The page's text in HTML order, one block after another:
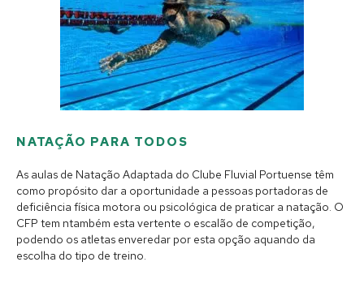
NATAÇÃO PARA TODOS
As aulas de Natação Adaptada do Clube Fluvial Portuense têm
como propósito dar a oportunidade a pessoas portadoras de
deficiência física motora ou psicológica de praticar a natação. O
CFP tem ntambém esta vertente o escalão de competição,
podendo os atletas enveredar por esta opção aquando da
escolha do tipo de treino.